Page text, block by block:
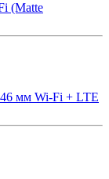
(Matte
мм Wi-Fi + LTE